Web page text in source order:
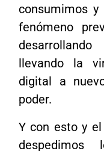
consumimos
fenómeno
llevando la
digital a
poder.
Y con esto y el
despedimos